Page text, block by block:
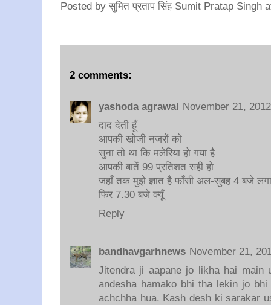
Posted by सुमित प्रताप सिंह Sumit Pratap Singh
2 comments:
yashoda agrawal November 21,
दाद देती हूँ
आपकी खोजी नजरों को
सुना तो था कि मलेरिया हो गया है
आपकी बातें 99 प्रतिशत सही हो
जहाँ तक मुझे ज्ञात है फाँसी अल-सुबह 4 बजे
फिर 7.30 बजे क्यूँ
Reply
bandhavgarhnews November 21,
Jitendra ji aapane jo likha hai main
andesha hamako bhi tha lekin jo
achchha hua. Kash desh ki sarakar